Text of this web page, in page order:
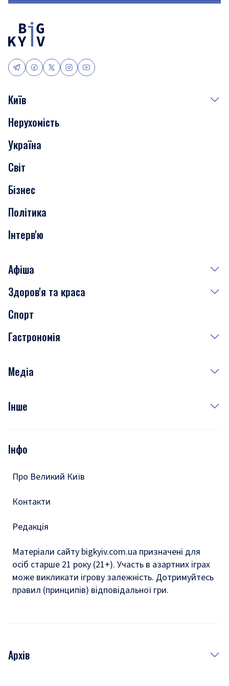
Київ
Події
Скандали
Нерухомість
Транспорт
Нерухомість
Україна
Світ
Бізнес
Політика
Інтерв'ю
Афіша
Сьогодні
Завтра
Субота
Здоров'я та краса
Медицина
Краса
Спорт
Гастрономія
Рецепти
Медіа
Фото
Подкасти
Інше
Тести
Інфо
Про Великий Київ
Контакти
Редакція
Матеріали сайту bigkyiv.com.ua призначені для
осіб старше 21 року (21+). Участь в азартних іграх
може викликати ігрову залежність. Дотримуйтесь
правил (принципів) відповідальної гри.
Архів